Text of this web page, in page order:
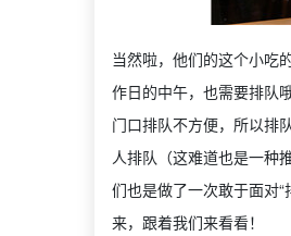
当然啦，他们的这个小吃
作日的中午，也需要排队
门口排队不方便，所以排
人排队（这难道也是一种
们也是做了一次敢于面对
来，跟着我们来看看！